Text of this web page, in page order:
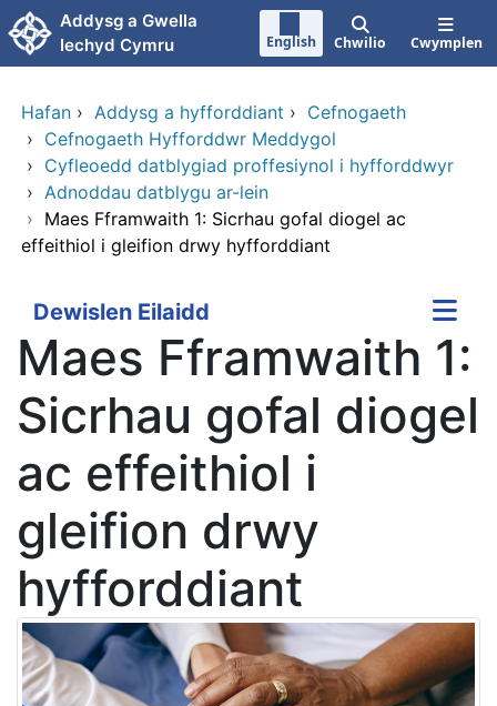
Neidio i'r prif gynnwy
Addysg a Gwella
Iechyd Cymru
English Chwilio Cwymplen
Hafan › Addysg a hyfforddiant › Cefnogaeth
› Cefnogaeth Hyfforddwr Meddygol
› Cyfleoedd datblygiad proffesiynol i hyfforddwyr
› Adnoddau datblygu ar-lein
› Maes Fframwaith 1: Sicrhau gofal diogel ac
effeithiol i gleifion drwy hyfforddiant
Dewislen Eilaidd
Maes Fframwaith 1:
Sicrhau gofal diogel
ac effeithiol i
gleifion drwy
hyfforddiant